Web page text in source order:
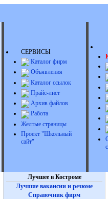
СЕРВИСЫ
Каталог фирм
Объявления
Каталог ссылок
Прайс-лист
Архив файлов
Работа
Желтые страницы
Проект "Школьный
сайт"
Лучшее в Костроме
Лучшие вакансии и резюме
Справочник фирм